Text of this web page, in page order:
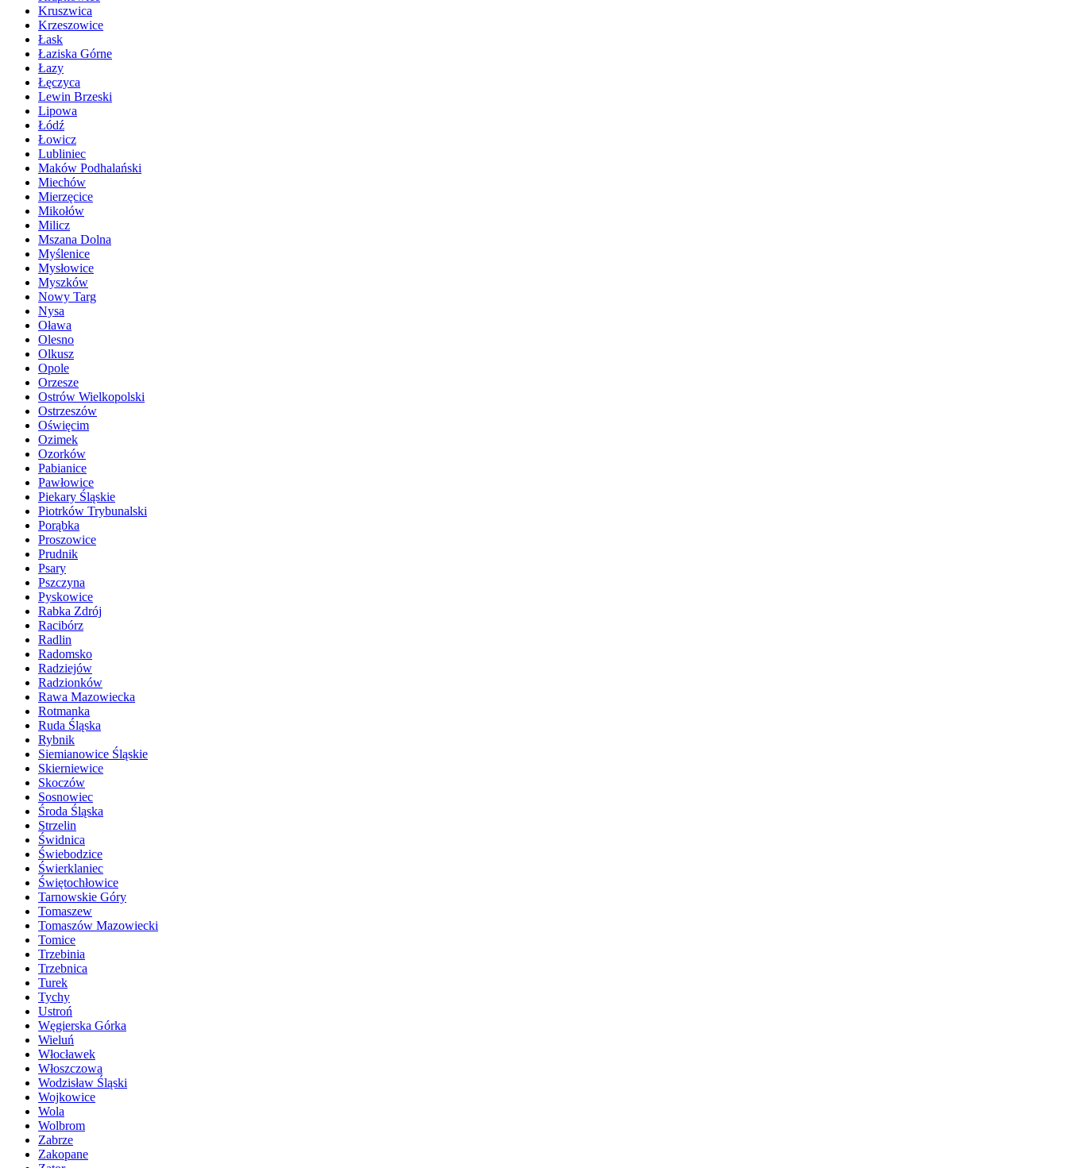
Kruszwica
Krzeszowice
Łask
Łaziska Górne
Łazy
Łęczyca
Lewin Brzeski
Lipowa
Łódź
Łowicz
Lubliniec
Maków Podhalański
Miechów
Mierzęcice
Mikołów
Milicz
Mszana Dolna
Myślenice
Mysłowice
Myszków
Nowy Targ
Nysa
Oława
Olesno
Olkusz
Opole
Orzesze
Ostrów Wielkopolski
Ostrzeszów
Oświęcim
Ozimek
Ozorków
Pabianice
Pawłowice
Piekary Śląskie
Piotrków Trybunalski
Porąbka
Proszowice
Prudnik
Psary
Pszczyna
Pyskowice
Rabka Zdrój
Racibórz
Radlin
Radomsko
Radziejów
Radzionków
Rawa Mazowiecka
Rotmanka
Ruda Śląska
Rybnik
Siemianowice Śląskie
Skierniewice
Skoczów
Sosnowiec
Środa Śląska
Strzelin
Świdnica
Świebodzice
Świerklaniec
Świętochłowice
Tarnowskie Góry
Tomaszew
Tomaszów Mazowiecki
Tomice
Trzebinia
Trzebnica
Turek
Tychy
Ustroń
Węgierska Górka
Wieluń
Włocławek
Włoszczowa
Wodzisław Śląski
Wojkowice
Wola
Wolbrom
Zabrze
Zakopane